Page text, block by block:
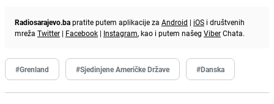
Radiosarajevo.bapratite putem aplikacije za Android | iOS i društvenih
mreža Twitter | Facebook | Instagram, kao i putem našeg ViberChata.
#Grenland #Sjedinjene Američke Države #Danska